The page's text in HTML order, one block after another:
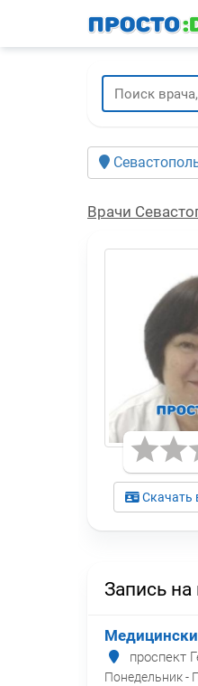
Врачи
Скачать
Запись
проспект
Понедельник -